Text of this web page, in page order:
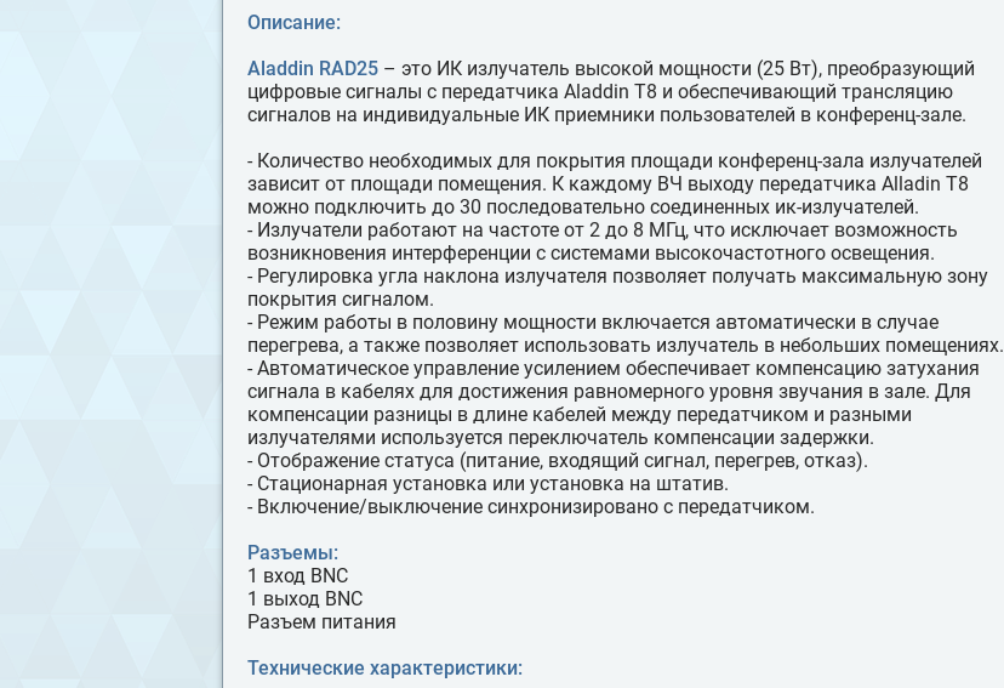
Описание:
Aladdin RAD25 – это ИК излучатель высокой мощности (25 Вт), преобразующий
цифровые сигналы с передатчика Aladdin T8 и обеспечивающий трансляцию
сигналов на индивидуальные ИК приемники пользователей в конференц-зале.
- Количество необходимых для покрытия площади конференц-зала излучателей
зависит от площади помещения. К каждому ВЧ выходу передатчика Alladin T8
можно подключить до 30 последовательно соединенных ик-излучателей.
- Излучатели работают на частоте от 2 до 8 МГц, что исключает возможность
возникновения интерференции с системами высокочастотного освещения.
- Регулировка угла наклона излучателя позволяет получать максимальную зону
покрытия сигналом.
- Режим работы в половину мощности включается автоматически в случае
перегрева, а также позволяет использовать излучатель в небольших помещениях.
- Автоматическое управление усилением обеспечивает компенсацию затухания
сигнала в кабелях для достижения равномерного уровня звучания в зале. Для
компенсации разницы в длине кабелей между передатчиком и разными
излучателями используется переключатель компенсации задержки.
- Отображение статуса (питание, входящий сигнал, перегрев, отказ).
- Стационарная установка или установка на штатив.
- Включение/выключение синхронизировано с передатчиком.
Разъемы:
1 вход BNC
1 выход BNC
Разъем питания
Технические характеристики: